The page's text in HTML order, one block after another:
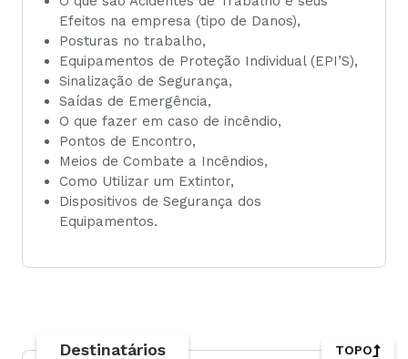
Efeitos na empresa (tipo de Danos),
Posturas no trabalho,
Equipamentos de Proteção Individual (EPI’S),
Sinalização de Segurança,
Saídas de Emergência,
O que fazer em caso de incêndio,
Pontos de Encontro,
Meios de Combate a Incêndios,
Como Utilizar um Extintor,
Dispositivos de Segurança dos
Equipamentos.
Destinatários TOPO